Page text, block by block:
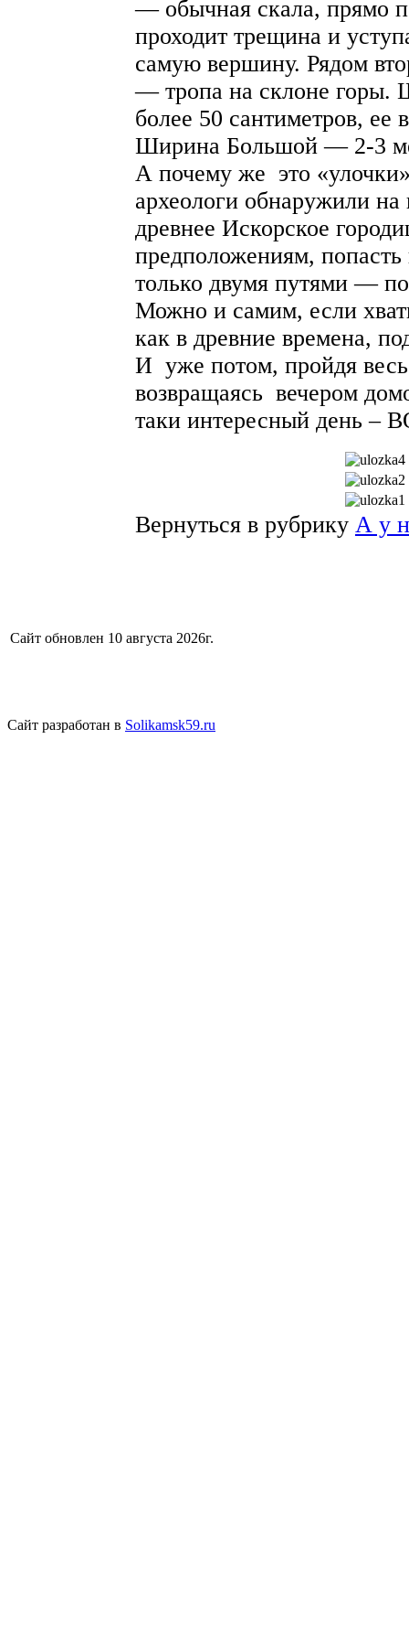
— обычная скала, прямо
проходит трещина и
самую вершину. Рядом
— тропа на склоне горы.
более 50 сантиметров,
Ширина Большой — 2-3
А почему же это
археологи обнаружили
древнее Искорское
предположениям,
только двумя путями —
Можно и самим, если
как в древние времена,
И уже потом, пройдя
возвращаясь вечером
таки интересный день
Вернуться в рубрику А у
Сайт обновлен 10 августа 2026г.
Сайт разработан в Solikamsk59.ru